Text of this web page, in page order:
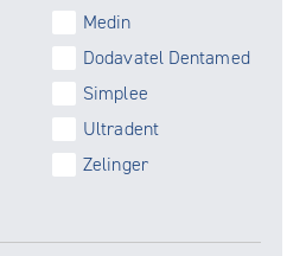
Medin
Dodavatel Dentamed
Simplee
Ultradent
Zelinger